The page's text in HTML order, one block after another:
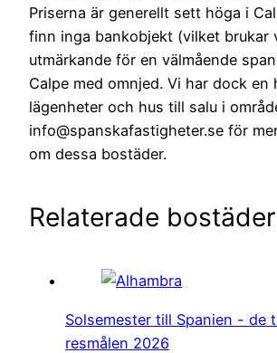
Priserna är generellt sett höga i
finn inga bankobjekt (vilket brukar
utmärkande för en välmående
Calpe med omnjed. Vi har dock en
lägenheter och hus till salu i
info@spanskafastigheter.se för
om dessa bostäder.
Relaterade bostäder
Solsemester till Spanien - de
resmålen 2026